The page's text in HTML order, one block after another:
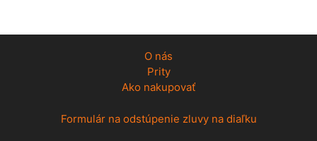
O nás
Prity
Ako nakupovať
Formulár na odstúpenie zluvy na diaľku